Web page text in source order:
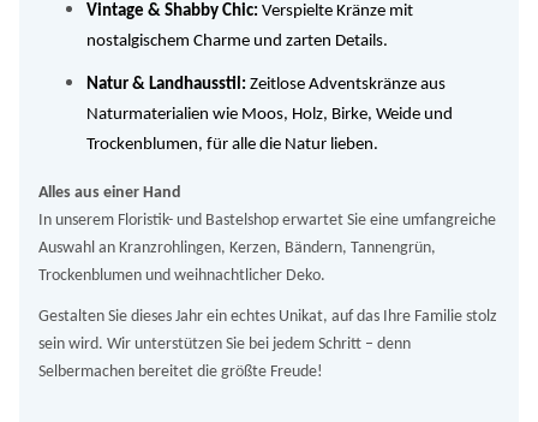
Vintage & Shabby Chic: Verspielte Kränze mit
nostalgischem Charme und zarten Details.
Natur & Landhausstil: Zeitlose Adventskränze aus
Naturmaterialien wie Moos, Holz, Birke, Weide und
Trockenblumen, für alle die Natur lieben.
Alles aus einer Hand
In unserem Floristik- und Bastelshop erwartet Sie eine umfangreiche
Auswahl an Kranzrohlingen, Kerzen, Bändern, Tannengrün,
Trockenblumen und weihnachtlicher Deko.
Gestalten Sie dieses Jahr ein echtes Unikat, auf das Ihre Familie stolz
sein wird. Wir unterstützen Sie bei jedem Schritt – denn
Selbermachen bereitet die größte Freude!